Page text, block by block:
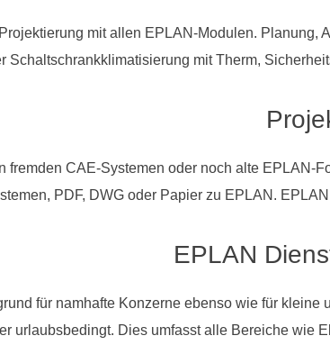
mit allen EPLAN-Modulen. Planung,
Schaltschrankklimatisierung mit Therm,
fremden CAE-Systemen oder noch alte EPLAN-
PDF, DWG oder Papier zu EPLAN.
EPLAN
für namhafte Konzerne ebenso wie für
urlaubsbedingt. Dies umfasst alle Bereiche wie